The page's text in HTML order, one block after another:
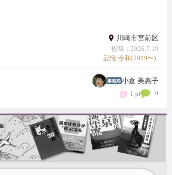
川崎市宮前区
投稿：2026.7.19
記憶:令和(2019〜)
小倉 美惠子
1 pt 0